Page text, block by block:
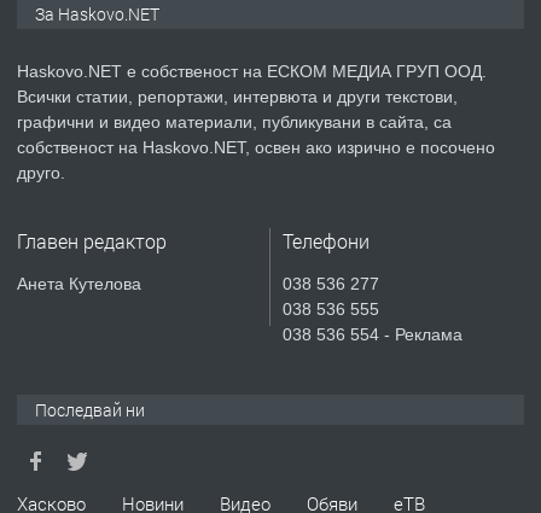
преди 5 дни
ПРЕДЛАГА
Продавам парцел в гр. Хасково кв.
СГЛОБЯВАНЕ НА МЕБЕЛИ.
За Haskovo.NET
Haskovo.NET е собственост на ЕСКОМ МЕДИА ГРУП ООД.
Всички статии, репортажи, интервюта и други текстови,
графични и видео материали, публикувани в сайта, са
собственост на Haskovo.NET, освен ако изрично е посочено
друго.
Главен редактор
Анета Кутелова
Телефони
038 536 277
038 536 555
038 536 554 - Реклама
Последвай ни
Хасково Новини Видео Обяви еТВ